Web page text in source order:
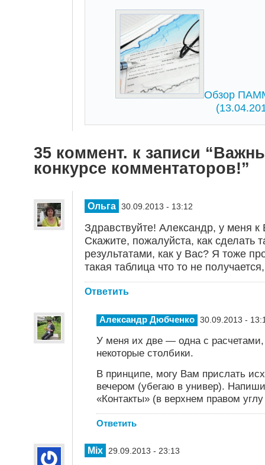
Обзор
35 коммент. к записи
конкурсе комментаторов!”
Ольга 30.09.2013 - 13:12
Здравствуйте! Александр, у меня
Скажите, пожалуйста, как сделать
результатами, как у Вас? Я тоже
такая таблица что то не
Ответить
Александр Дюбченко 30.09.2013 -
У меня их две — одна с
некоторые столбики.
В принципе, могу Вам прислать
вечером (убегаю в универ).
«Контакты» (в верхнем правом
Ответить
Mix 29.09.2013 - 23:13